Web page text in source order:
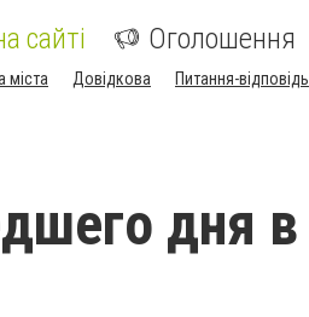
сайті Оголошення
міста Довідкова Питання-відповідь
дня в